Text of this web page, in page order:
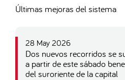
Últimas mejoras del sistema
28 May 2026
Dos nuevos recorridos se
a partir de este sábado
del suroriente de la capital